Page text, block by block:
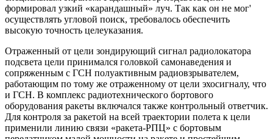
формировал узкий «карандашный» луч. Так как он не мог'
осуществлять угловой поиск, требовалось обеспечить
высокую точность целеуказания.
Отраженный от цели зондирующий сигнал радиолокатора
подсвета цели принимался головкой самонаведения и
сопряженным с ГСН полуактивным радиовзрывателем,
работающим по тому же отраженному от цели эхосигналу, что
и ГСН. В комплекс радиотехнического бортового
оборудования ракеты включался также контрольный ответчик.
Для контроля за ракетой на всей траектории полета к цели
применили линию связи «ракета-РПЦ» с бортовым